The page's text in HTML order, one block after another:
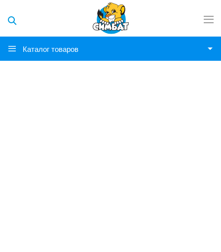
Каталог товаров